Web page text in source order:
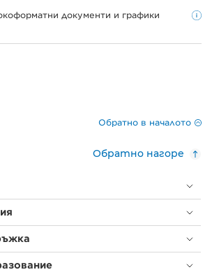
документи и графики
Обратно в началото
Обратно нагоре